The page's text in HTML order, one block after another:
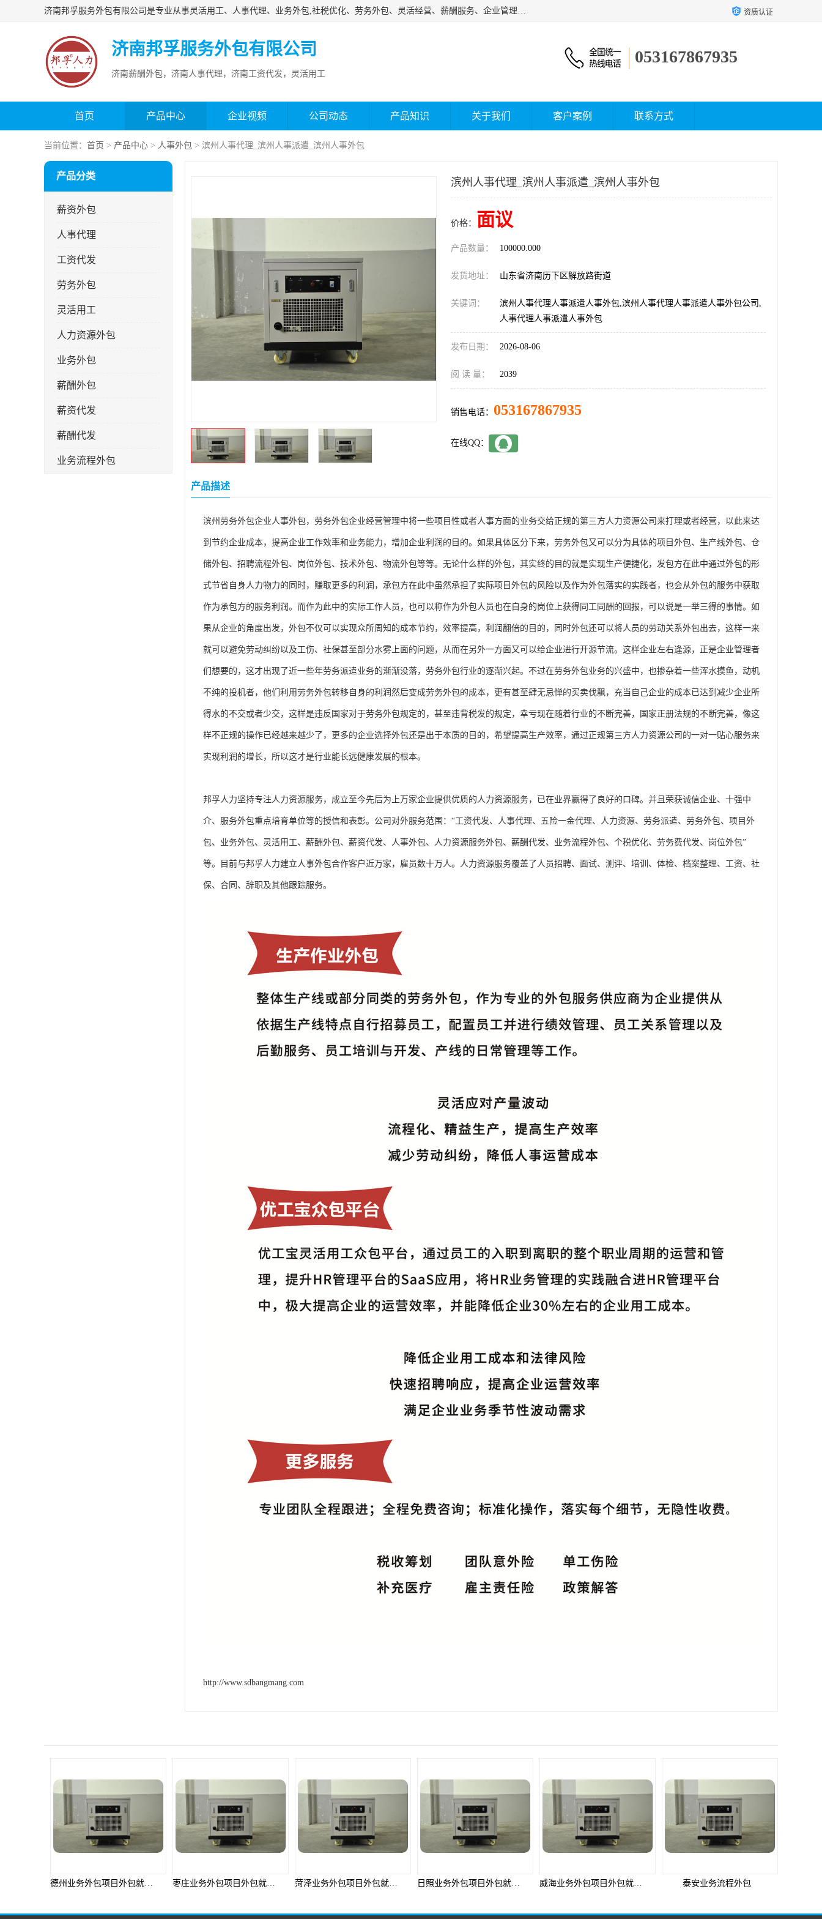
济南邦孚服务外包有限公司是专业从事灵活用工、人事代理、业务外包,社税优化、劳务外包、灵活经营、薪酬服务、企业管理咨询等的全国性的服务外包机构，邦孚人力—合法合规的灵活用工、人力外包、劳务派遣、共享经济财税优化专家，是国内提供企业人力资源综合解决方案有影响的人力资源公司之一。 资质认证
济南邦孚服务外包有限公司
济南薪酬外包，济南人事代理，济南工资代发，灵活用工
053167867935
首页 产品中心 企业视频 公司动态 产品知识 关于我们 客户案例 联系方式
当前位置： 首页 > 产品中心 > 人事外包 > 滨州人事代理_滨州人事派遣_滨州人事外包
产品分类
薪资外包
人事代理
工资代发
劳务外包
灵活用工
人力资源外包
业务外包
薪酬外包
薪资代发
薪酬代发
业务流程外包
滨州人事代理_滨州人事派遣_滨州人事外包
价格： 面议
产品数量： 100000.000
发货地址： 山东省济南历下区解放路街道
关键词：
滨州人事代理人事派遣人事外包,滨州人事代理人事派遣人事外包公司,
人事代理人事派遣人事外包
发布日期： 2026-08-06
阅 读 量： 2039
销售电话： 053167867935
在线QQ：
产品描述
滨州劳务外包企业人事外包，劳务外包企业经营管理中将一些项目性或者人事方面的业务交给正规的第三方人力资源公司来打理或者经营，以此来达
到节约企业成本，提高企业工作效率和业务能力，增加企业利润的目的。如果具体区分下来，劳务外包又可以分为具体的项目外包、生产线外包、仓
储外包、招聘流程外包、岗位外包、技术外包、物流外包等等。无论什么样的外包，其实终的目的就是实现生产便捷化，发包方在此中通过外包的形
式节省自身人力物力的同时，赚取更多的利润，承包方在此中虽然承担了实际项目外包的风险以及作为外包落实的实践者，也会从外包的服务中获取
作为承包方的服务利润。而作为此中的实际工作人员，也可以称作为外包人员也在自身的岗位上获得同工同酬的回报，可以说是一举三得的事情。如
果从企业的角度出发，外包不仅可以实现众所周知的成本节约，效率提高，利润翻倍的目的，同时外包还可以将人员的劳动关系外包出去，这样一来
就可以避免劳动纠纷以及工伤、社保甚至部分水雾上面的问题，从而在另外一方面又可以给企业进行开源节流。这样企业左右逢源，正是企业管理者
们想要的，这才出现了近一些年劳务派遣业务的渐渐没落，劳务外包行业的逐渐兴起。不过在劳务外包业务的兴盛中，也掺杂着一些浑水摸鱼，动机
不纯的投机者，他们利用劳务外包转移自身的利润然后变成劳务外包的成本，更有甚至肆无忌惮的买卖伐飘，充当自己企业的成本已达到减少企业所
得水的不交或者少交，这样是违反国家对于劳务外包规定的，甚至违背税发的规定，幸亏现在随着行业的不断完善，国家正册法规的不断完善，像这
样不正规的操作已经越来越少了，更多的企业选择外包还是出于本质的目的，希望提高生产效率，通过正规第三方人力资源公司的一对一贴心服务来
实现利润的增长，所以这才是行业能长远健康发展的根本。
邦孚人力坚持专注人力资源服务，成立至今先后为上万家企业提供优质的人力资源服务，已在业界赢得了良好的口碑。并且荣获诚信企业、十强中
介、服务外包重点培育单位等的授信和表彰。公司对外服务范围：“工资代发、人事代理、五险一金代理、人力资源、劳务派遣、劳务外包、项目外
包、业务外包、灵活用工、薪酬外包、薪资代发、人事外包、人力资源服务外包、薪酬代发、业务流程外包、个税优化、劳务费代发、岗位外包”
等。目前与邦孚人力建立人事外包合作客户近万家，雇员数十万人。人力资源服务覆盖了人员招聘、面试、测评、培训、体检、档案整理、工资、社
保、合同、辞职及其他跟踪服务。
http://www.sdbangmang.com
德州业务外包项目外包就选邦孚人力_全方位企业用工解决方案 枣庄业务外包项目外包就选邦孚人力_全方位企业用工解决方案 菏泽业务外包项目外包就选邦孚人力_全方位企业用工解决方案 日照业务外包项目外包就选邦孚人力_全方位企业用工解决方案 威海业务外包项目外包就选邦孚人力_全方位企业用工解决方案 泰安业务流程外包